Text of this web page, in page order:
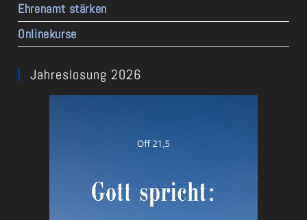
Ehrenamt stärken
Onlinekurse
Jahreslosung 2026